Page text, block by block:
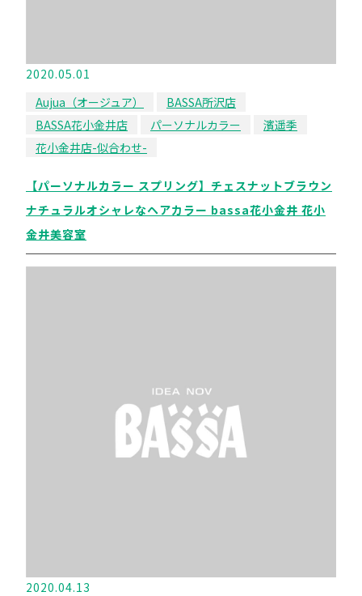
2020.05.01
Aujua（オージュア）
BASSA所沢店
BASSA花小金井店
パーソナルカラー
濱遥季
花小金井店-似合わせ-
【パーソナルカラー スプリング】チェスナットブラウン
ナチュラルオシャレなヘアカラー bassa花小金井 花小
金井美容室
2020.04.13